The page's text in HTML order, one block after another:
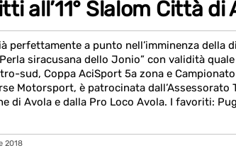
all’11° Slalom Città di
perfettamente a punto nell’imminenza
siracusana dello Jonio” con validità
sud, Coppa AciSport 5a zona e
Motorsport, è patrocinata dall’Assessorato
di Avola e dalla Pro Loco Avola. I favoriti:
2018